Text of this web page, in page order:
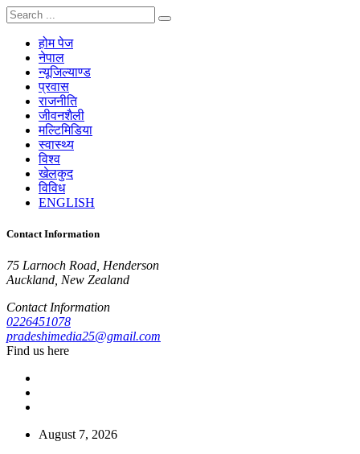
होम पेज
नेपाल
न्यूजिल्याण्ड
प्रवास
राजनीति
जीवनशैली
मल्टिमिडिया
स्वास्थ्य
विश्व
खेलकुद
विविध
ENGLISH
Contact Information
75 Larnoch Road, Henderson
Auckland, New Zealand
Contact Information
0226451078
pradeshimedia25@gmail.com
Find us here
August 7, 2026